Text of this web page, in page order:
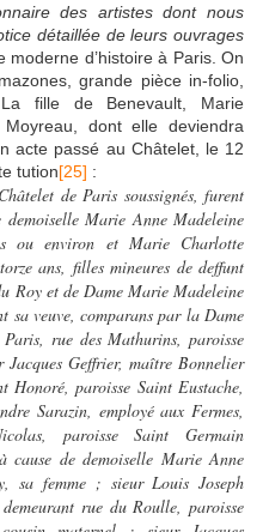
des artistes dont nous
détaillée de leurs ouvrages
moderne d’histoire à Paris. On
grande pièce in-folio,
La fille de Benevault, Marie
dont elle deviendra
acte passé au Châtelet, le 12
tution[25] :
de Paris soussignés, furent
demoiselle Marie Anne Madeleine
ou environ et Marie Charlotte
ans, filles mineures de deffunt
Roy et de Dame Marie Madeleine
sa veuve, comparans par la Dame
rue des Mathurins, paroisse
Geffrier, maître Bonnelier
Honoré, paroisse Saint Eustache,
Sarazin, employé aux Fermes,
paroisse Saint Germain
cause de demoiselle Marie Anne
sa femme ; sieur Louis Joseph
rue du Roulle, paroisse